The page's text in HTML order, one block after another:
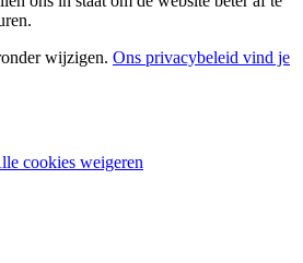
wijzigen. Ons privacybeleid vind je
cookies weigeren